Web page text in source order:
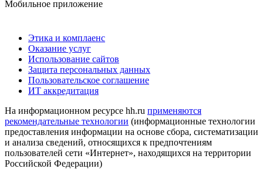
Мобильное приложение
Этика и комплаенс
Оказание услуг
Использование сайтов
Защита персональных данных
Пользовательское соглашение
ИТ аккредитация
На информационном ресурсе hh.ru применяются
рекомендательные технологии (информационные технологии
предоставления информации на основе сбора, систематизации
и анализа сведений, относящихся к предпочтениям
пользователей сети «Интернет», находящихся на территории
Российской Федерации)